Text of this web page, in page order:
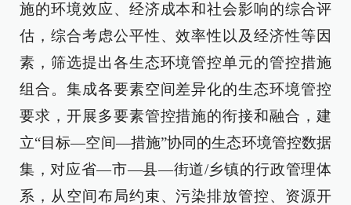
施的环境效应、经济成本和社会影响的综合评
估，综合考虑公平性、效率性以及经济性等因
素，筛选提出各生态环境管控单元的管控措施
组合。集成各要素空间差异化的生态环境管控
要求，开展多要素管控措施的衔接和融合，建
立“目标—空间—措施”协同的生态环境管控数据
集，对应省—市—县—街道/乡镇的行政管理体
系，从空间布局约束、污染排放管控、资源开